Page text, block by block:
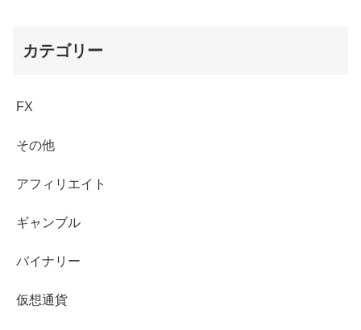
カテゴリー
FX
その他
アフィリエイト
ギャンブル
バイナリー
仮想通貨